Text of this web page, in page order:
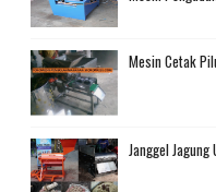
Mesin Cetak
Janggel